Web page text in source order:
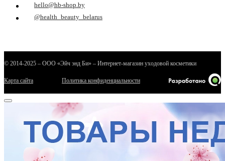
hello@hb-shop.by
@health_beauty_belarus
© 2014-2025 – ООО «Эйч энд Би» – Интернет-магазин уходовой косметики
Карта сайта Политика конфиденциальности